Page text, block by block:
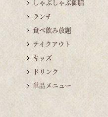
しゃぶしゃぶ御膳
ランチ
食べ飲み放題
テイクアウト
キッズ
ドリンク
単品メニュー